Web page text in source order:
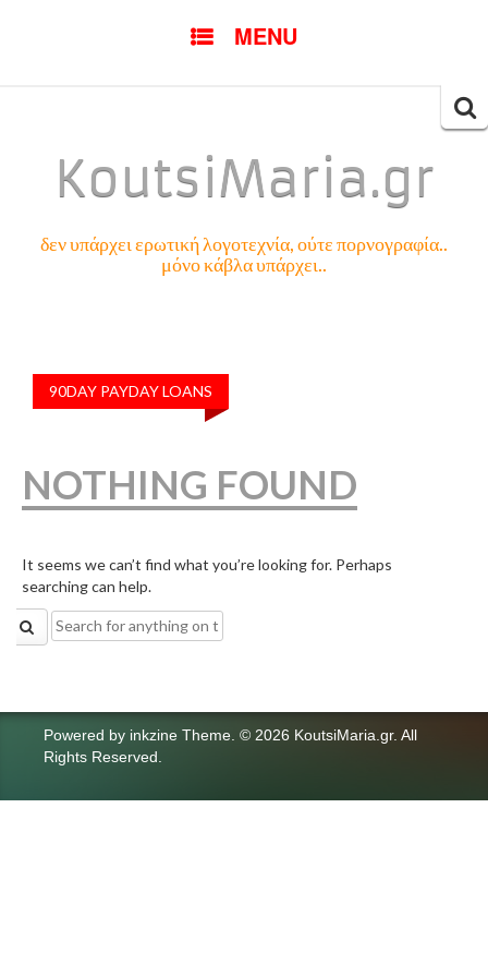
MENU
KoutsiMaria.gr
δεν υπάρχει ερωτική λογοτεχνία, ούτε πορνογραφία..
μόνο κάβλα υπάρχει..
90DAY PAYDAY LOANS
NOTHING FOUND
It seems we can’t find what you’re looking for. Perhaps
searching can help.
Search
for:
Powered by inkzine Theme © 2026 KoutsiMaria.gr. All
Rights Reserved.